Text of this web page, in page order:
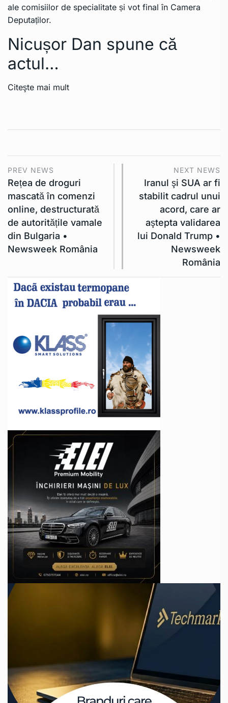
ale comisiilor de specialitate și vot final în Camera
Deputaților.
Nicușor Dan spune că
actul…
Citeşte mai mult
PREV NEWS
Rețea de droguri
mascată în comenzi
online, destructurată
de autoritățile vamale
din Bulgaria •
Newsweek România
NEXT NEWS
Iranul şi SUA ar fi
stabilit cadrul unui
acord, care ar
aştepta validarea
lui Donald Trump •
Newsweek
România